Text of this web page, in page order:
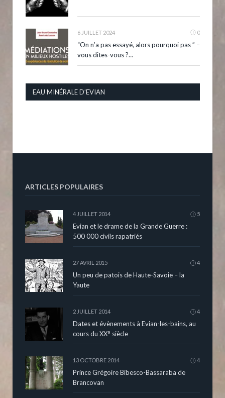
6 JUILLET 2024 0
“On n’a pas essayé, alors pourquoi pas ” –
vous dites-vous ?…
EAU MINÉRALE D’EVIAN
ARTICLES POPULAIRES
4 JUILLET 2014 5
Evian et le drame de la Grande Guerre :
500 000 civils rapatriés
27 AVRIL 2015 4
Un peu de patois de Haute-Savoie – la
Yaute
2 JUILLET 2014 4
Dates et évènements à Evian-les-bains, au
cours du XX° siècle
13 OCTOBRE 2014 4
Prince Grégoire Bibesco-Bassaraba de
Brancovan